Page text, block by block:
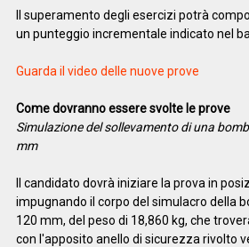
Il superamento degli esercizi potrà
un punteggio incrementale indicato nel
Guarda il video delle nuove prove
Come dovranno essere svolte le prove
Simulazione del sollevamento di una
mm
Il candidato dovrà iniziare la prova in
impugnando il corpo del simulacro della
120 mm, del peso di 18,860 kg, che
con l'apposito anello di sicurezza rivolto